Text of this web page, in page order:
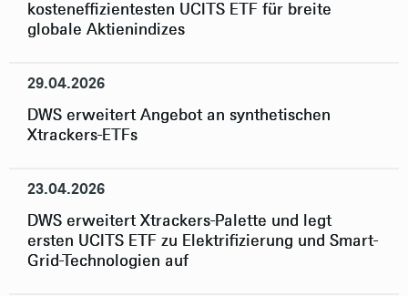
kosteneffizientesten UCITS ETF für breite
globale Aktienindizes
29.04.2026
DWS erweitert Angebot an synthetischen
Xtrackers-ETFs
23.04.2026
DWS erweitert Xtrackers-Palette und legt
ersten UCITS ETF zu Elektrifizierung und Smart-
Grid-Technologien auf